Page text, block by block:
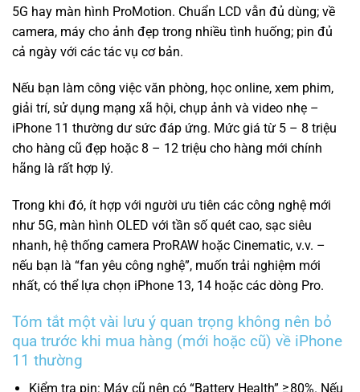
5G hay màn hình ProMotion. Chuẩn LCD vẫn đủ dùng; về
camera, máy cho ảnh đẹp trong nhiều tình huống; pin đủ
cả ngày với các tác vụ cơ bản.
Nếu bạn làm công việc văn phòng, học online, xem phim,
giải trí, sử dụng mạng xã hội, chụp ảnh và video nhẹ –
iPhone 11 thường dư sức đáp ứng. Mức giá từ 5 – 8 triệu
cho hàng cũ đẹp hoặc 8 – 12 triệu cho hàng mới chính
hãng là rất hợp lý.
Trong khi đó, ít hợp với người ưu tiên các công nghệ mới
như 5G, màn hình OLED với tần số quét cao, sạc siêu
nhanh, hệ thống camera ProRAW hoặc Cinematic, v.v. –
nếu bạn là “fan yêu công nghệ”, muốn trải nghiệm mới
nhất, có thể lựa chọn iPhone 13, 14 hoặc các dòng Pro.
Tóm tắt một vài lưu ý quan trọng không nên bỏ
qua trước khi mua hàng (mới hoặc cũ) về iPhone
11 thường
Kiểm tra pin: Máy cũ nên có “Battery Health” ≥ 80%. Nếu